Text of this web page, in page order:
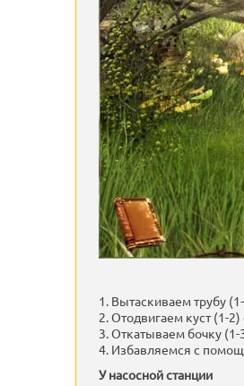
1. Вытаскиваем трубу
2. Отодвигаем куст (1-
3. Откатываем бочку
4. Избавляемся с
У насосной станции